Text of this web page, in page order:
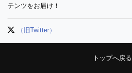
テンツをお届け！
（旧Twitter）
トップへ戻る